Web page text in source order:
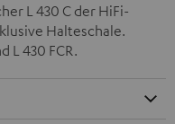
L 430 C der HiFi-
Halteschale.
L 430 FCR.